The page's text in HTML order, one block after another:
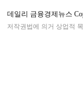
데일리 금융경제뉴스
저작권법에 의거 상업적